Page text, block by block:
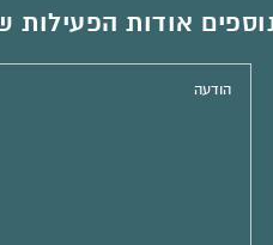
אודות הפעילות